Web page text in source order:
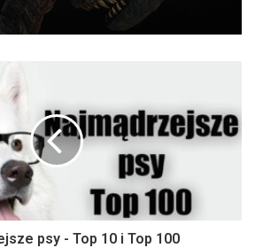
psy - Top 10 i Top 100